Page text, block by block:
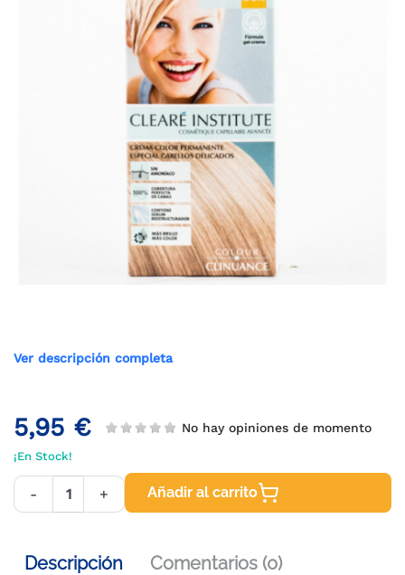
Ver descripción completa
5,95 € No hay opiniones de momento
¡En Stock!
- + Añadir al carrito
Descripción Comentarios (0)